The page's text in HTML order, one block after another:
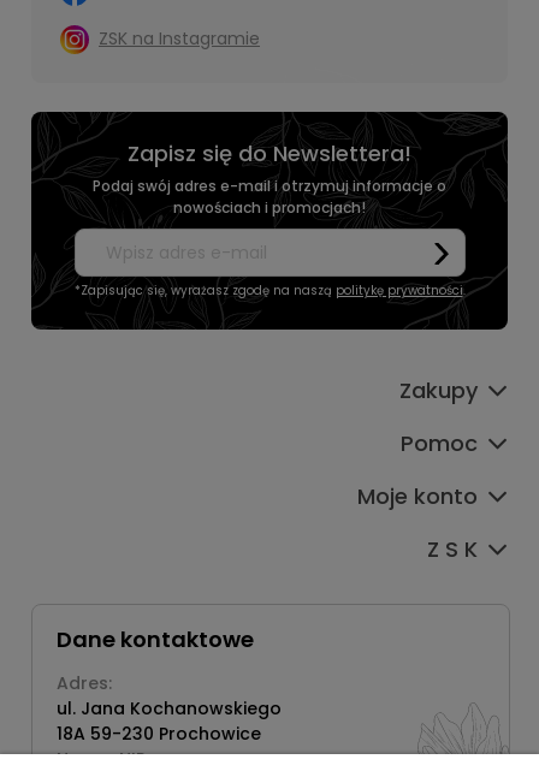
ZSK na Instagramie
Zapisz się do Newslettera!
Podaj swój adres e-mail i otrzymuj informacje o
nowościach i promocjach!
*Zapisując się, wyrażasz zgodę na naszą politykę prywatności.
Zakupy
Pomoc
Moje konto
Z S K
Dane kontaktowe
Adres:
ul. Jana Kochanowskiego
18A 59-230 Prochowice
Numer NIP: